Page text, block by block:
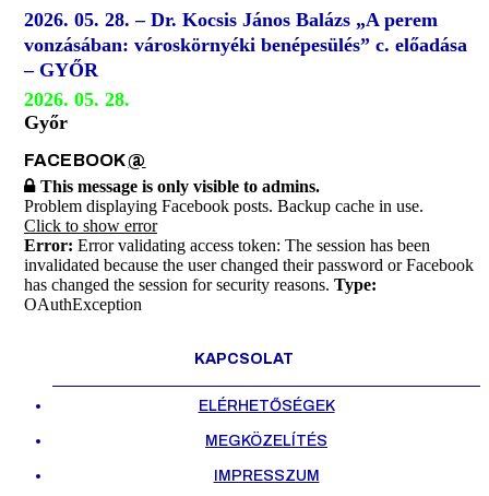
2026. 05. 28. – Dr. Kocsis János Balázs „A perem
vonzásában: városkörnyéki benépesülés” c. előadása
– GYŐR
2026. 05. 28.
Győr
FACEBOOK@
This message is only visible to admins.
Problem displaying Facebook posts. Backup cache in use.
Click to show error
Error: Error validating access token: The session has been
invalidated because the user changed their password or Facebook
has changed the session for security reasons. Type:
OAuthException
KAPCSOLAT
ELÉRHETŐSÉGEK
MEGKÖZELÍTÉS
IMPRESSZUM